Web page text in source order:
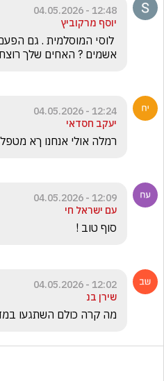
12:48 - 04.05.2026
יוסף מרקוביץ
אשמים ? האחים שלך
12:24 - 04.05.2026
יעקב חסדאי
רמלה אולי אנחנו ךא
12:09 - 04.05.2026
עם ישראל חי
סוף טוב !
12:02 - 04.05.2026
שירן בנ
מה קרה כולם השתגעו